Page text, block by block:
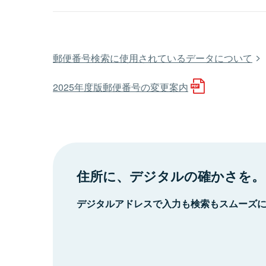
郵便番号検索に使用されているデータについて
2025年度版郵便番号の変更案内
住所に、デジタルの確かさを。
デジタルアドレスで入力も検索もスムーズ